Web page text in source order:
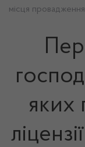
місця провадження
яких